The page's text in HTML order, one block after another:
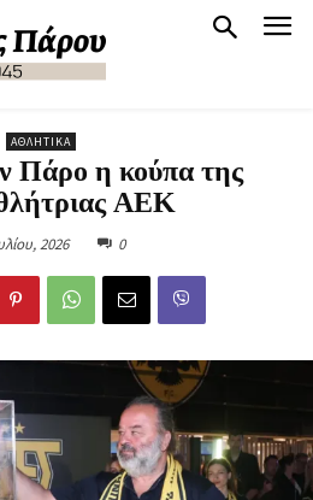
ΑΘΛΗΤΙΚΆ
Πάρο η κούπα της
ΑΕΚ
2026 0